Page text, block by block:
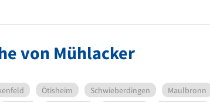
von Mühlacker
Ötisheim Schwieberdingen
Maulbronn